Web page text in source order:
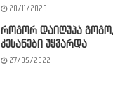
28/11/2023
როგორ დაიღუპა
კესანები უყვარდა
27/05/2022